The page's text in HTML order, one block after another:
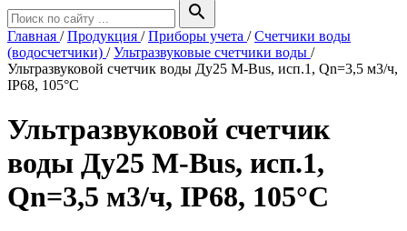
search
Главная /Продукция /Приборы учета /Счетчики воды
(водосчетчики) /Ультразвуковые счетчики воды /
Ультразвуковой счетчик воды Ду25 M-Bus, исп.1, Qn=3,5 м3/ч,
IP68, 105°C
Ультразвуковой счетчик
воды Ду25 M-Bus, исп.1,
Qn=3,5 м3/ч, IP68, 105°C